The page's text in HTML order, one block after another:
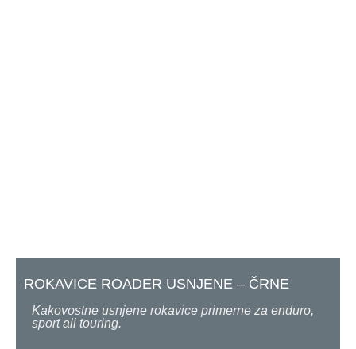
ROKAVICE ROADER USNJENE – ČRNE
Kakovostne usnjene rokavice primerne za enduro,
sport ali touring.